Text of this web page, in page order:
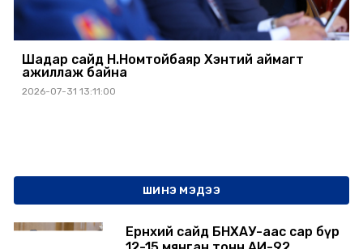
Шадар сайд Н.Номтойбаяр Хэнтий аймагт
ажиллаж байна
2026-07-31 13:11:00
ШИНЭ МЭДЭЭ
Ерөнхий сайд БНХАУ-аас сар бүр